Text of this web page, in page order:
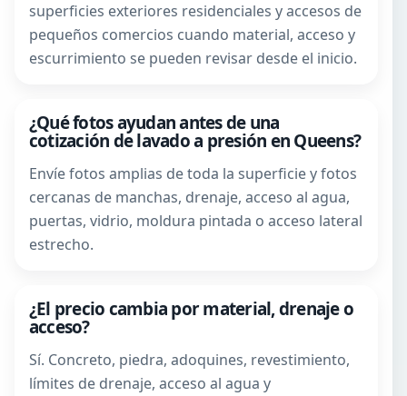
superficies exteriores residenciales y accesos de
pequeños comercios cuando material, acceso y
escurrimiento se pueden revisar desde el inicio.
¿Qué fotos ayudan antes de una
cotización de lavado a presión en Queens?
Envíe fotos amplias de toda la superficie y fotos
cercanas de manchas, drenaje, acceso al agua,
puertas, vidrio, moldura pintada o acceso lateral
estrecho.
¿El precio cambia por material, drenaje o
acceso?
Sí. Concreto, piedra, adoquines, revestimiento,
límites de drenaje, acceso al agua y